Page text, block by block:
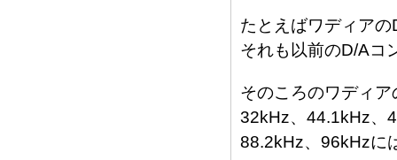
たとえばワディア
それも以前のD/Aコ
そのころのワディ
32kHz、44.1kHz、
88.2kHz、96kHzに